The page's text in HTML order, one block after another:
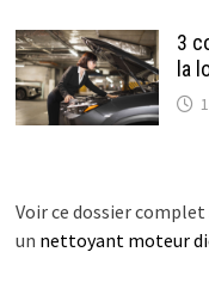
3
la
Voir ce dossier
un nettoyant moteur